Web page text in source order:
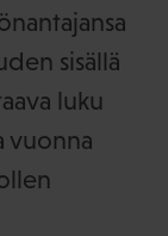
sisällä
luku
vuonna